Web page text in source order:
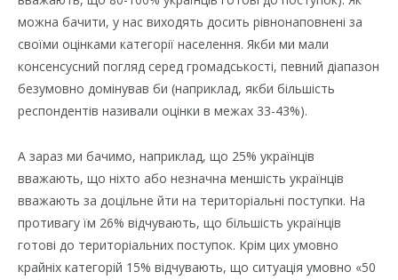
можна бачити, у нас виходять досить рівнонаповнені за
своїми оцінками категорії населення. Якби ми мали
консенсусний погляд серед громадськості, певний діапазон
безумовно домінував би (наприклад, якби більшість
респондентів називали оцінки в межах 33-43%).
А зараз ми бачимо, наприклад, що 25% українців
вважають, що ніхто або незначна меншість українців
вважають за доцільне йти на територіальні поступки. На
противагу їм 26% відчувають, що більшість українців
готові до територіальних поступок. Крім цих умовно
крайніх категорій 15% відчувають, що ситуація умовно «50